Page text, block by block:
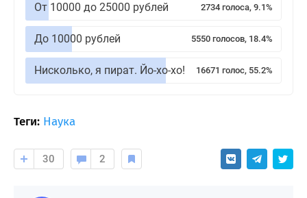
От 10000 до 25000 рублей 2734 голоса, 9.1%
До 10000 рублей 5550 голосов, 18.4%
Нисколько, я пират. Йо-хо-хо! 16671 голос, 55.2%
Теги: Наука
30 2